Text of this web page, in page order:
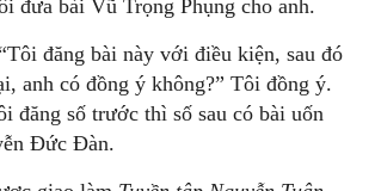
đưa bài Vũ Trọng Phụng cho anh.
đăng bài này với điều kiện, sau đó
anh có đồng ý không?” Tôi đồng ý.
đăng số trước thì số sau có bài uốn
Đức Đàn.